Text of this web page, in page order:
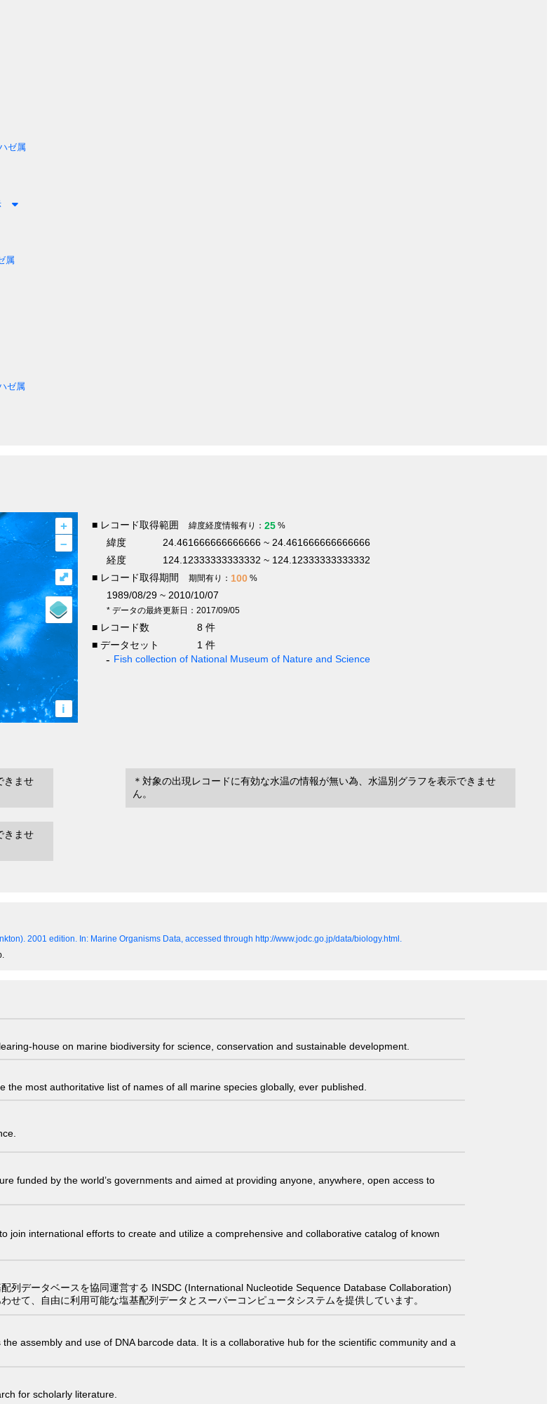
ゼ属
属
ゼ属
+
–
i
⤢
■ レコード取得範囲 緯度経度情報有り： 25 %
緯度
24.461666666666666 ~ 24.461666666666666
経度
124.12333333333332 ~ 124.12333333333332
■ レコード取得期間
期間有り： 100 %
1989/08/29 ~ 2010/10/07
* データの最終更新日：2017/09/05
■ レコード数
8 件
■ データセット
1 件
Fish collection of National Museum of Nature and Science
きませ
＊対象の出現レコードに有効な水温の情報が無い為、水温別グラフを表示できませ
ん。
きませ
2001 edition. In: Marine Organisms Data, accessed through http://www.jodc.go.jp/data/biology.html.
house on marine biodiversity for science, conservation and sustainable development.
most authoritative list of names of all marine species globally, ever published.
funded by the world’s governments and aimed at providing anyone, anywhere, open access to
join international efforts to create and utilize a comprehensive and collaborative catalog of known
列データベースを協同運営する INSDC (International Nucleotide Sequence Database Collaboration)
せて、自由に利用可能な塩基配列データとスーパーコンピュータシステムを提供しています。
assembly and use of DNA barcode data. It is a collaborative hub for the scientific community and a
for scholarly literature.